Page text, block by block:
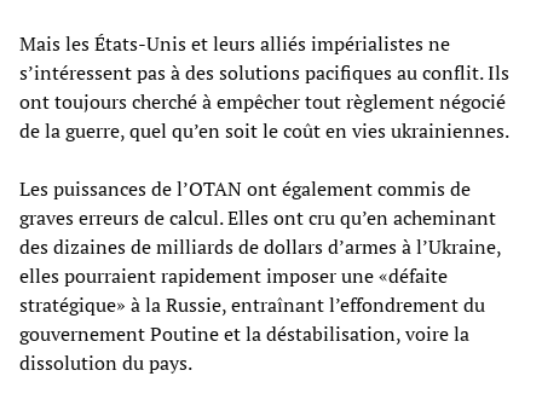
Mais les États-Unis et leurs alliés impérialistes ne
s’intéressent pas à des solutions pacifiques au conflit. Ils
ont toujours cherché à empêcher tout règlement négocié
de la guerre, quel qu’en soit le coût en vies ukrainiennes.
Les puissances de l’OTAN ont également commis de
graves erreurs de calcul. Elles ont cru qu’en acheminant
des dizaines de milliards de dollars d’armes à l’Ukraine,
elles pourraient rapidement imposer une «défaite
stratégique» à la Russie, entraînant l’effondrement du
gouvernement Poutine et la déstabilisation, voire la
dissolution du pays.